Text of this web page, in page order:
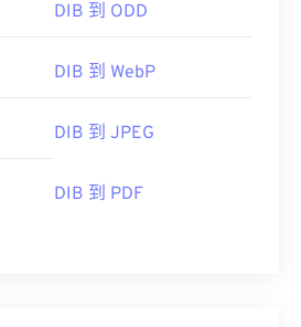
DIB 到 ODD
DIB 到 WebP
DIB 到 JPEG
DIB 到 PDF